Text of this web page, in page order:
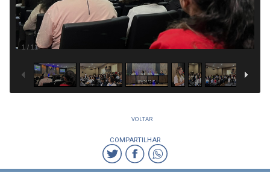
1 / 11
VOLTAR
COMPARTILHAR